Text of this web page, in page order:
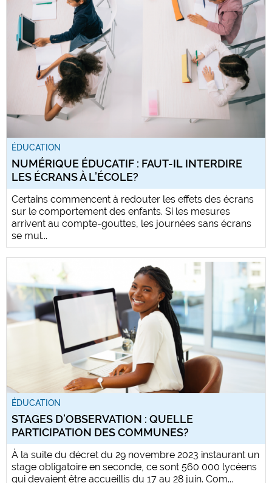
ÉDUCATION
NUMÉRIQUE ÉDUCATIF : FAUT-IL INTERDIRE
LES ÉCRANS À L’ÉCOLE?
Certains commencent à redouter les effets des écrans
sur le comportement des enfants. Si les mesures
arrivent au compte-gouttes, les journées sans écrans
se mul...
ÉDUCATION
STAGES D’OBSERVATION : QUELLE
PARTICIPATION DES COMMUNES?
À la suite du décret du 29 novembre 2023 instaurant un
stage obligatoire en seconde, ce sont 560 000 lycéens
qui devaient être accueillis du 17 au 28 juin. Com...